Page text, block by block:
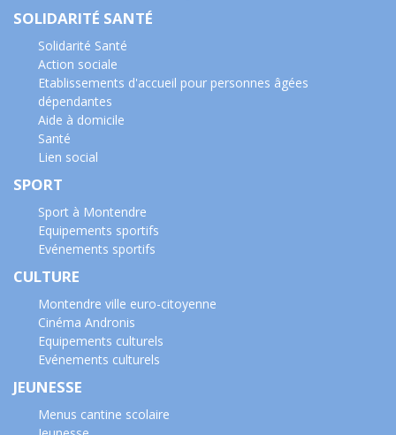
SOLIDARITÉ SANTÉ
Solidarité Santé
Action sociale
Etablissements d'accueil pour personnes âgées
dépendantes
Aide à domicile
Santé
Lien social
SPORT
Sport à Montendre
Equipements sportifs
Evénements sportifs
CULTURE
Montendre ville euro-citoyenne
Cinéma Andronis
Equipements culturels
Evénements culturels
JEUNESSE
Menus cantine scolaire